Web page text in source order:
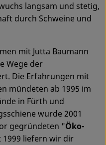
langsam und stetig,
durch Schweine und
mit Jutta Baumann
Wege der
Die Erfahrungen mit
mündeten ab 1995 im
in Fürth und
wurde 2001
gegründeten "Öko-
1999 liefern wir dir